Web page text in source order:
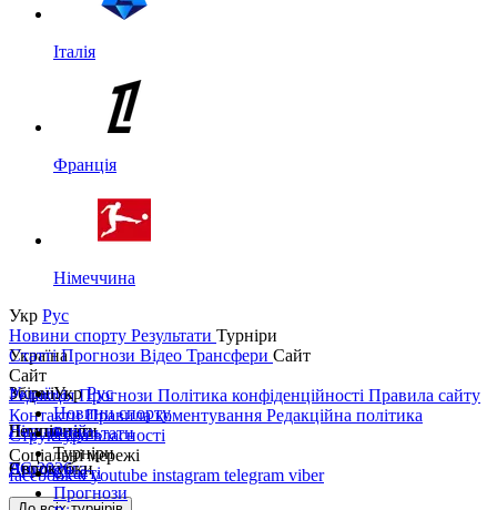
Італія
Франція
Німеччина
Укр Рус
Новини спорту Результати Турніри
Україна
Україна
Перша ліга
Друга ліга
Кубок України
Збірні
Ліга націй
ЧС 2026
Чемпіонати
Англія
Іспанія
Єврокубки
Ліга чемпіонів
СтаттіПрогнози Відео Трансфери Сайт
Сайт
РедакціяПрогнози Політика конфіденційності Правила сайту
КонтактиПравила коментування Редакційна політика
Структура власності
Соціальні мережі
facebookxyoutube instagram telegram viber
УкрРус
Новини спорту
Результати
Турніри
Статті
Прогнози